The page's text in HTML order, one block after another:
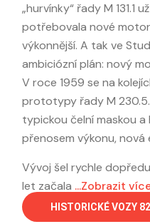
„hurvínky“ řady M 131.1
potřebovala nové
výkonnější. A tak ve
ambiciózní plán: nový
V roce 1959 se na
prototypy řady M
typickou čelní maskou
přenosem výkonu, nová
Vývoj šel rychle
let začala ...Zobrazit
HISTORICKÉ VOZY